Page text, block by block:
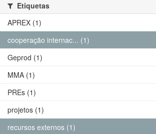
Etiquetas
APREX (1)
cooperação internac... (1)
Geprod (1)
MMA (1)
PREs (1)
projetos (1)
recursos externos (1)